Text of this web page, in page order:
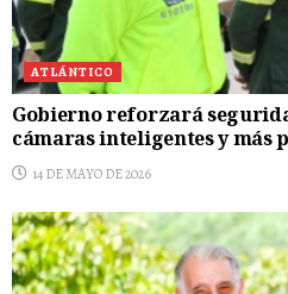
ATLÁNTICO
Gobierno reforzará
cámaras inteligentes y más
14 DE MAYO DE 2026